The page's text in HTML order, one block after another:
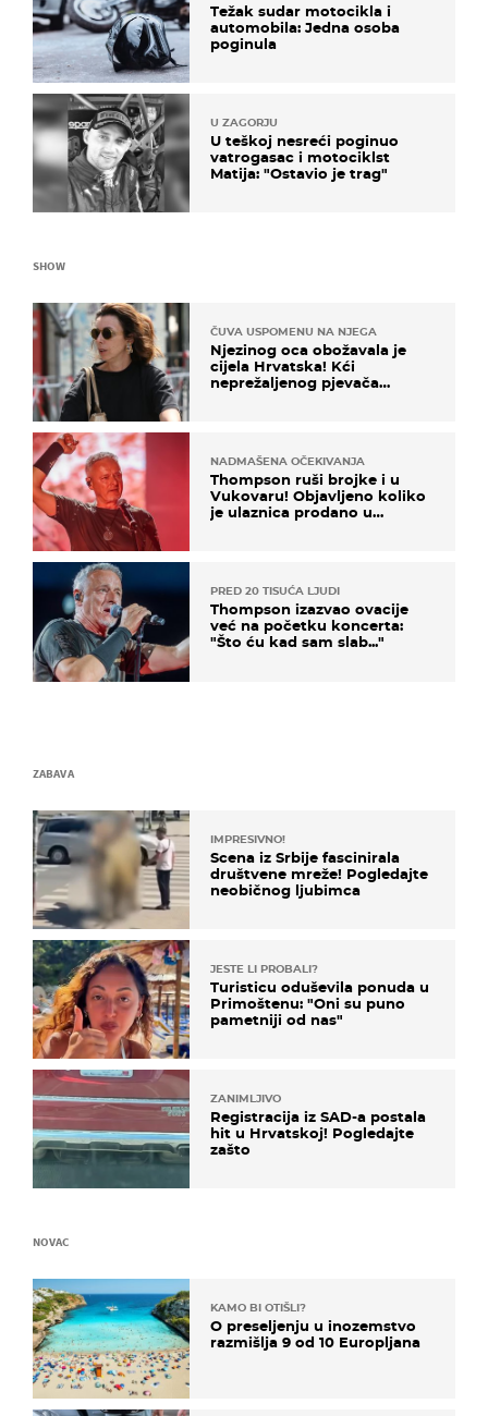
Težak sudar motocikla i
automobila: Jedna osoba
poginula
U ZAGORJU
U teškoj nesreći poginuo
vatrogasac i motociklst
Matija: "Ostavio je trag"
SHOW
ČUVA USPOMENU NA NJEGA
Njezinog oca obožavala je
cijela Hrvatska! Kći
neprežaljenog pjevača
NADMAŠENA OČEKIVANJA
Thompson ruši brojke i u
Vukovaru! Objavljeno koliko
je ulaznica prodano u
PRED 20 TISUĆA LJUDI
Thompson izazvao ovacije
već na početku koncerta:
"Što ću kad sam slab..."
ZABAVA
IMPRESIVNO!
Scena iz Srbije fascinirala
društvene mreže! Pogledajte
neobičnog ljubimca
JESTE LI PROBALI?
Turisticu oduševila ponuda u
Primoštenu: "Oni su puno
pametniji od nas"
ZANIMLJIVO
Registracija iz SAD-a postala
hit u Hrvatskoj! Pogledajte
zašto
NOVAC
KAMO BI OTIŠLI?
O preseljenju u inozemstvo
razmišlja 9 od 10 Europljana